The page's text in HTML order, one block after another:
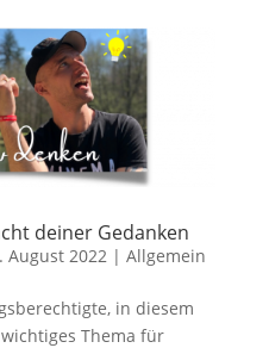
deiner Gedanken
August 2022 | Allgemein
in diesem
Thema für